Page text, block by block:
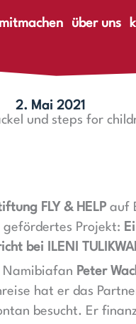
mitmachen über uns
2. Mai 2021
und steps for
FLY & HELPauf
Projekt:
bei
ILENI
Namibiafan Peter
hat er das
besucht. Er